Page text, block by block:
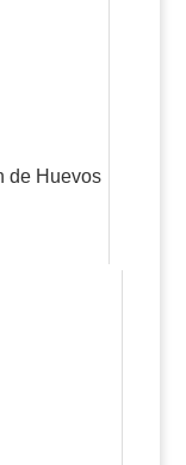
de Huevos